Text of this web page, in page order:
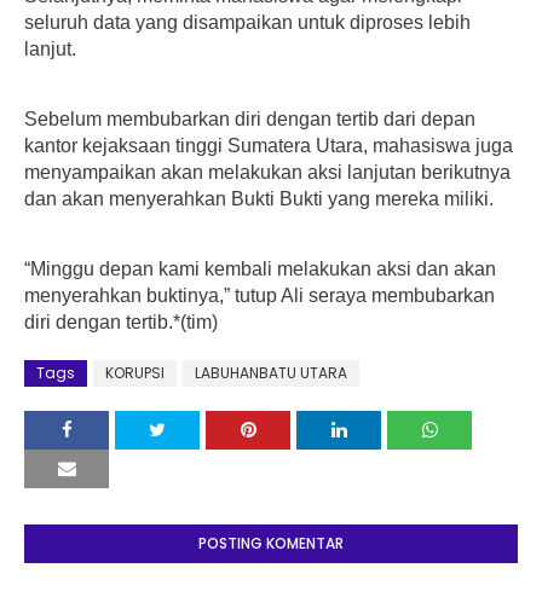
seluruh data yang disampaikan untuk diproses lebih
lanjut.
Sebelum membubarkan diri dengan tertib dari depan
kantor kejaksaan tinggi Sumatera Utara, mahasiswa juga
menyampaikan akan melakukan aksi lanjutan berikutnya
dan akan menyerahkan Bukti Bukti yang mereka miliki.
“Minggu depan kami kembali melakukan aksi dan akan
menyerahkan buktinya,” tutup Ali seraya membubarkan
diri dengan tertib.*(tim)
Tags KORUPSI LABUHANBATU UTARA
POSTING KOMENTAR